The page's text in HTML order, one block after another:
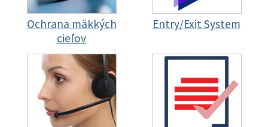
Ochrana mäkkých
cieľov
Entry/Exit System